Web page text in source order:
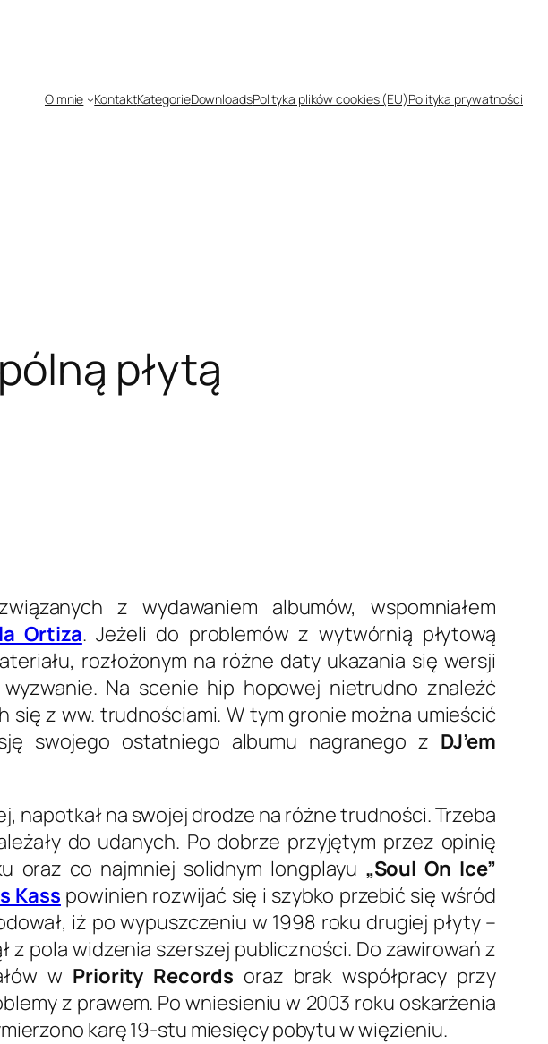
O mnie KontaktKategorieDownloadsPolityka plików cookies (EU)Polityka prywatności
płytą
z wydawaniem albumów, wspomniałem
Ortiza. Jeżeli do problemów z wytwórnią płytową
rozłożonym na różne daty ukazania się wersji
Na scenie hip hopowej nietrudno znaleźć
z ww. trudnościami. W tym gronie można umieścić
swojego ostatniego albumu nagranego z DJ’em
napotkał na swojej drodze na różne trudności. Trzeba
do udanych. Po dobrze przyjętym przez opinię
oraz co najmniej solidnym longplayu „Soul On Ice”
Kass powinien rozwijać się i szybko przebić się wśród
iż po wypuszczeniu w 1998 roku drugiej płyty –
z pola widzenia szerszej publiczności. Do zawirowań z
w Priority Records oraz brak współpracy przy
z prawem. Po wniesieniu w 2003 roku oskarżenia
karę 19-stu miesięcy pobytu w więzieniu.